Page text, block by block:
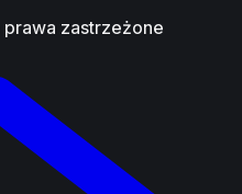
zastrzeżone